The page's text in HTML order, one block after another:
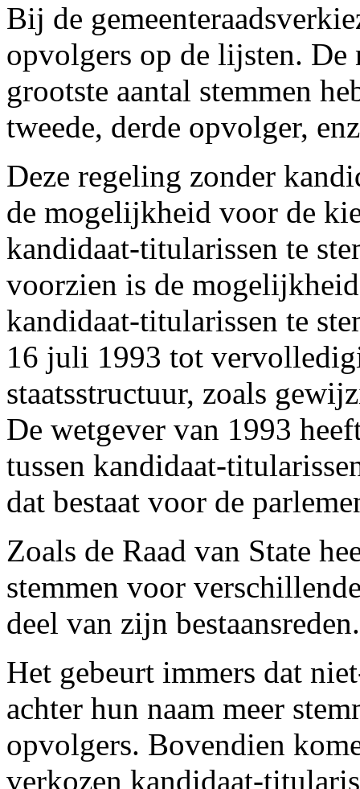
Bij de
opvolgers op de lijsten.
grootste aantal stemmen
tweede, derde opvolger,
Deze regeling zonder
de mogelijkheid voor de
kandidaat-titularissen te
voorzien is de
kandidaat-titularissen te
16 juli 1993 tot
staatsstructuur, zoals
De wetgever van 1993
tussen kandidaat-
dat bestaat voor de
Zoals de Raad van State
stemmen voor
deel van zijn bestaansreden.
Het gebeurt immers dat
achter hun naam meer
opvolgers. Bovendien
verkozen kandidaat-